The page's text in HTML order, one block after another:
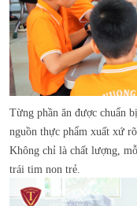
Từng phần ăn được chuẩn
nguồn thực phẩm xuất xứ
Không chỉ là chất lượng,
trái tim non trẻ.